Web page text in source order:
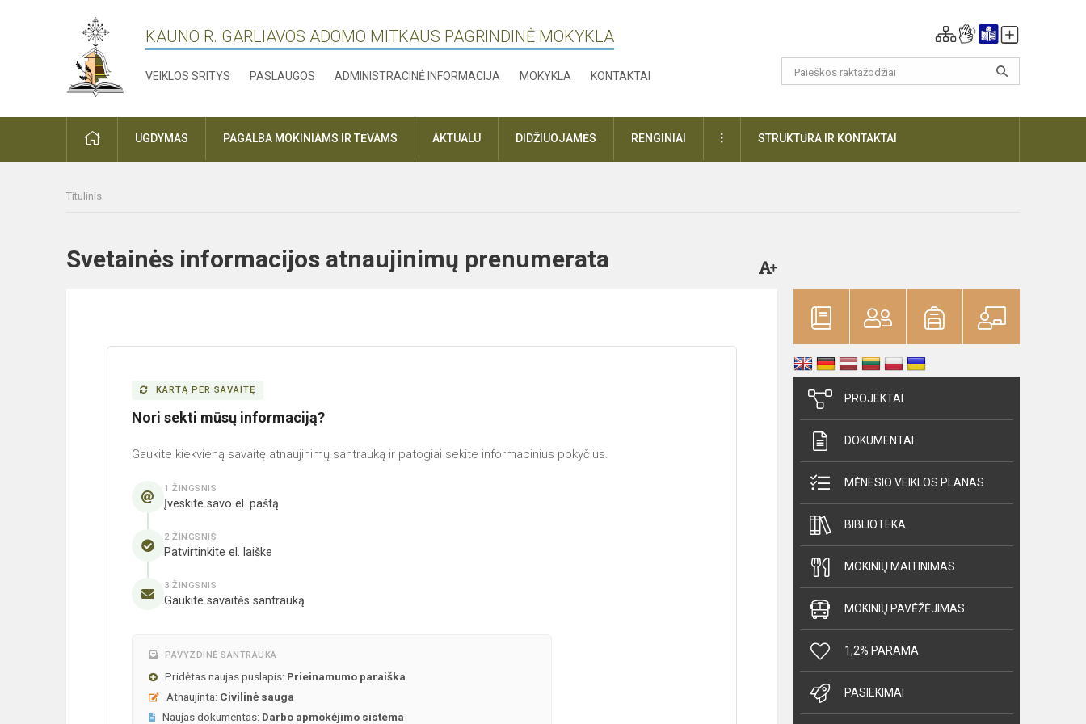
KAUNO R. GARLIAVOS ADOMO MITKAUS PAGRINDINĖ MOKYKLA
VEIKLOS SRITYS PASLAUGOS ADMINISTRACINĖ INFORMACIJA MOKYKLA KONTAKTAI
PRADŽIAUGDYMAS PAGALBA MOKINIAMS IR TĖVAMS AKTUALU DIDŽIUOJAMĖS RENGINIAI DAUGIAUSTRUKTŪRA IR KONTAKTAI
Titulinis
Svetainės informacijos atnaujinimų prenumerata
KARTĄ PER SAVAITĘ
Nori sekti mūsų informaciją?
Gaukite kiekvieną savaitę atnaujinimų santrauką ir patogiai sekite informacinius pokyčius.
1 ŽINGSNIS
Įveskite savo el. paštą
2 ŽINGSNIS
Patvirtinkite el. laiške
3 ŽINGSNIS
Gaukite savaitės santrauką
PAVYZDINĖ SANTRAUKA
Pridėtas naujas puslapis: Prieinamumo paraiška
Atnaujinta: Civilinė sauga
Naujas dokumentas: Darbo apmokėjimo sistema
PROJEKTAI
DOKUMENTAI
MĖNESIO VEIKLOS PLANAS
BIBLIOTEKA
MOKINIŲ MAITINIMAS
MOKINIŲ PAVĖŽĖJIMAS
1,2% PARAMA
PASIEKIMAI